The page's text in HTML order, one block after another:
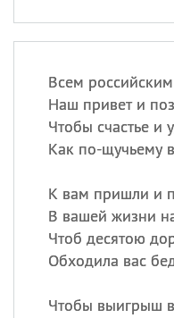
Всем
Наш привет и
Чтобы счастье и
Как по-щучьему
К вам пришли и
В вашей жизни
Чтоб десятою
Обходила вас
Чтобы выигрыш